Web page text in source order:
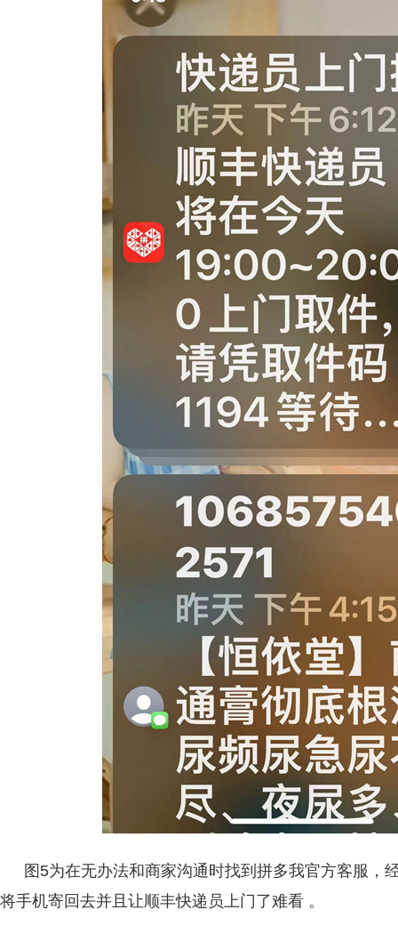
图5为在无办法和商家沟通时找到拼多我官方客服，
将手机寄回去并且让顺丰快递员上门了难看 。